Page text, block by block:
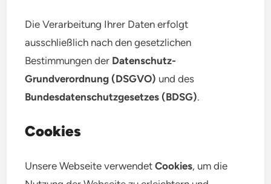
Die Verarbeitung Ihrer Daten erfolgt
ausschließlich nach den gesetzlichen
Bestimmungen der Datenschutz-
Grundverordnung (DSGVO) und des
Bundesdatenschutzgesetzes (BDSG).
Cookies
Unsere Webseite verwendetCookies, um die